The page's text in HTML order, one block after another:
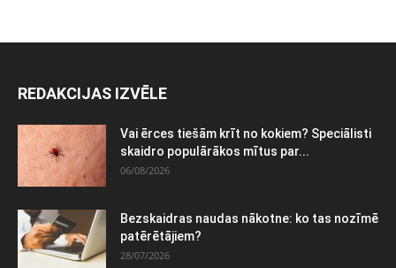
REDAKCIJAS IZVĒLE
Vai ērces tiešām krīt no kokiem? Speciālisti
skaidro populārākos mītus par...
06/08/2026
Bezskaidras naudas nākotne: ko tas nozīmē
patērētājiem?
28/07/2026